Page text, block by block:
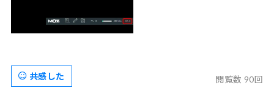
閲覧数 90回
共感した